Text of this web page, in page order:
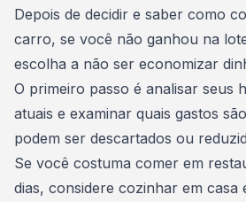
Depois de decidir e saber como
carro, se você não ganhou na
escolha a não ser economizar
O primeiro passo é analisar seus
atuais e examinar quais gastos
podem ser descartados ou
Se você costuma comer em
dias, considere cozinhar em casa